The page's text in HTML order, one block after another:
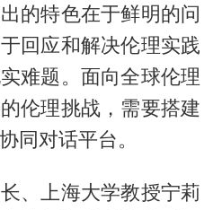
的特色在于鲜明的问
回应和解决伦理实践
难题。面向全球伦理
伦理挑战，需要搭建
同对话平台。
、上海大学教授宁莉